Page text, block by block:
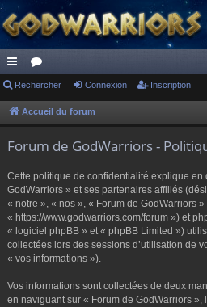
ac
co
s
or
u
Rechercher Connexion Inscription
Accueil du forum
Forum de GodWarriors -
Cette politique de confidentialité explique en
GodWarriors » et ses partenaires affiliés
« notre », « nos », « Forum de GodWarriors »
« https://www.godwarriors.com/forum ») et
« logiciel phpBB » et « phpBB Limited »)
collectées lors des sessions d’utilisation de
« vos informations »).
Vos informations sont collectées de deux
en naviguant sur « Forum de GodWarriors